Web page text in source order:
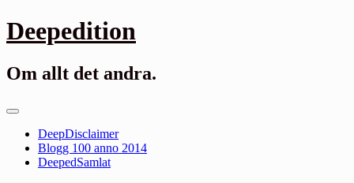
Gå
till
Deepedition
Om allt det andra.
Primär
DeepDisclaimer
Blogg 100 anno 2014
DeepedSamlat